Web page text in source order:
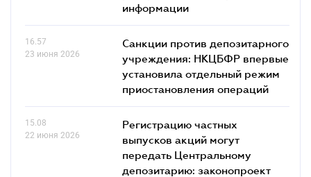
информации
16.57
23 июня 2026
Санкции против депозитарного
учреждения: НКЦБФР впервые
установила отдельный режим
приостановления операций
15.08
22 июня 2026
Регистрацию частных
выпусков акций могут
передать Центральному
депозитарию: законопроект